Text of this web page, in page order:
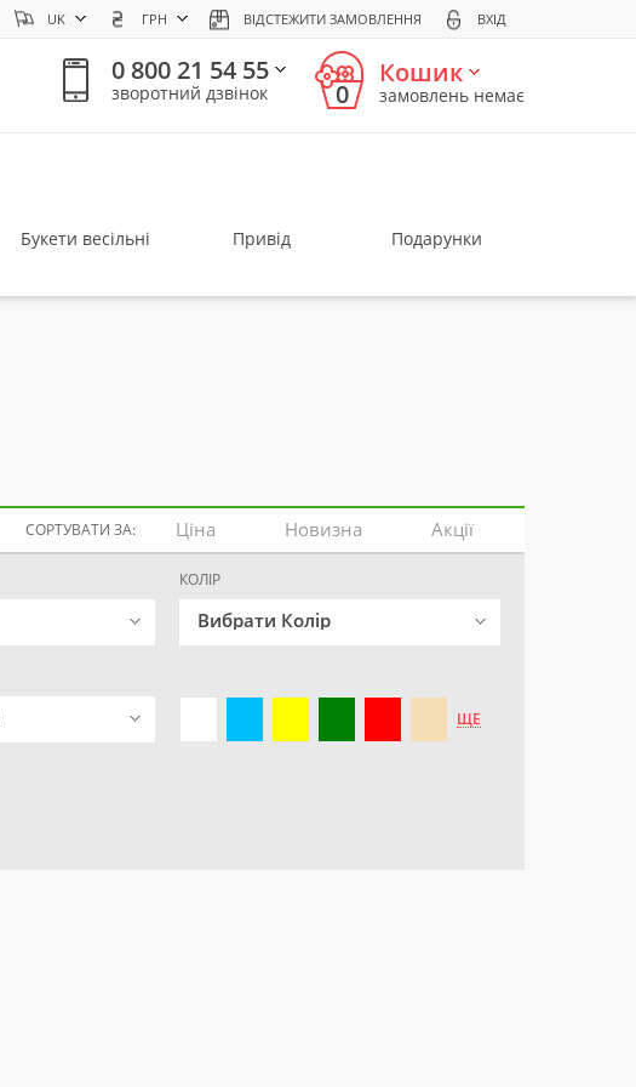
UK ГРН ВІДСТЕЖИТИ ЗАМОВЛЕННЯ ВХІД
0 800 21 54 55
зворотний дзвінок 0
Кошик
замовлень немає
Букети весільні Привід Подарунки
СОРТУВАТИ ЗА: Ціна Новизна Акції
КОЛІР
Вибрати Колір
ЩЕ